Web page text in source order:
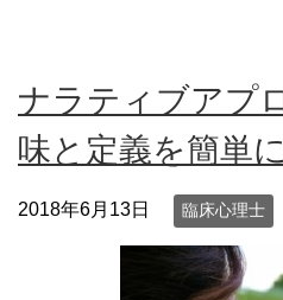
ナラティブアプ
味と定義を簡単
2018年6月13日 臨床心理士